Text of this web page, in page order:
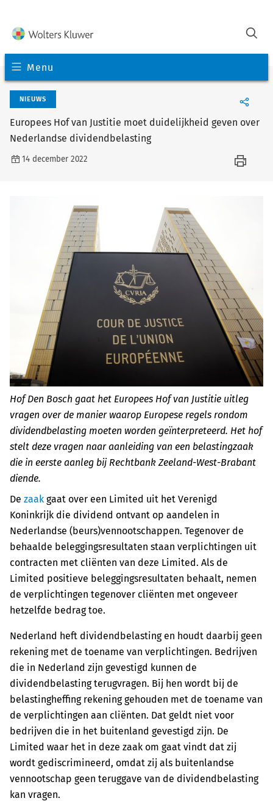
Menu
NIEUWS
Europees Hof van Justitie moet duidelijkheid geven over
Nederlandse dividendbelasting
14 december 2022
Hof Den Bosch gaat het Europees Hof van Justitie uitleg
vragen over de manier waarop Europese regels rondom
dividendbelasting moeten worden geïnterpreteerd. Het hof
stelt deze vragen naar aanleiding van een belastingzaak
die in eerste aanleg bij Rechtbank Zeeland-West-Brabant
diende.
De zaak gaat over een Limited uit het Verenigd
Koninkrijk die dividend ontvant op aandelen in
Nederlandse (beurs)vennootschappen. Tegenover de
behaalde beleggingsresultaten staan verplichtingen uit
contracten met cliënten van deze Limited. Als de
Limited positieve beleggingsresultaten behaalt, nemen
de verplichtingen tegenover cliënten met ongeveer
hetzelfde bedrag toe.
Nederland heft dividendbelasting en houdt daarbij geen
rekening met de toename van verplichtingen. Bedrijven
die in Nederland zijn gevestigd kunnen de
dividendbelasting terugvragen. Bij hen wordt bij de
belastingheffing rekening gehouden met de toename van
de verplichtingen aan cliënten. Dat geldt niet voor
bedrijven die in het buitenland gevestigd zijn. De
Limited waar het in deze zaak om gaat vindt dat zij
wordt gediscrimineerd, omdat zij als buitenlandse
vennootschap geen teruggave van de dividendbelasting
kan vragen.